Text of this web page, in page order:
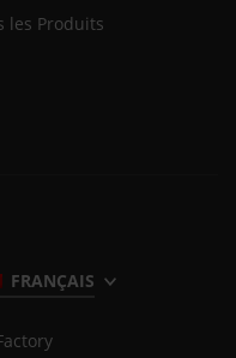
les Produits
FRANÇAIS